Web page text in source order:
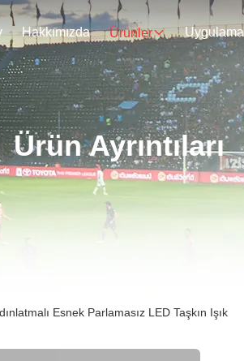
Hakkımızda Ürünler Uygulama
Ürün Ayrıntıları
Esnek Parlamasız LED Taşkın Işık